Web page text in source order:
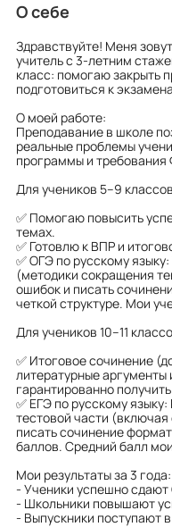
О себе
Здравствуйте! Меня
учитель с 3-летним
класс: помогаю закрыть
подготовиться к
О моей работе:
Преподавание в школе
реальные проблемы
программы и
Для учеников 5–9
✅ Помогаю повысить
темах.
✅ Готовлю к ВПР и
✅ ОГЭ по русскому
(методики сокращения
ошибок и писать
четкой структуре. Мои
Для учеников 10–11
✅ Итоговое сочинение
литературные аргументы
гарантированно
✅ ЕГЭ по русскому
тестовой части
писать сочинение
баллов. Средний балл
Мои результаты за 3 года:
- Ученики успешно сдают
- Школьники повышают
- Выпускники поступают